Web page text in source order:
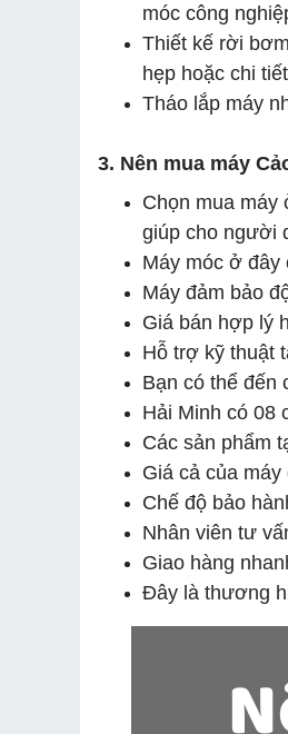
móc công
Thiết kế rời
hẹp hoặc chi
Tháo lắp máy
3. Nên mua máy
Chọn mua máy
giúp cho người
Máy móc ở đây
Máy đảm bảo
Giá bán hợp lý
Hỗ trợ kỹ thuật
Bạn có thể đến
Hải Minh có 08
Các sản phẩm
Giá cả của
Chế độ bảo
Nhân viên tư
Giao hàng
Đây là thương